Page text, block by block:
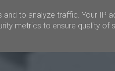
to analyze traffic. Your IP
metrics to ensure quality of